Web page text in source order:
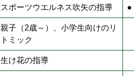
スポーツウエルネス吹矢の指導 ●
親子（2歳～）、小学生向けのリ
トミック
生け花の指導